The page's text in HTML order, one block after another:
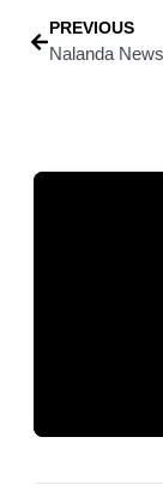
PREVIOUS